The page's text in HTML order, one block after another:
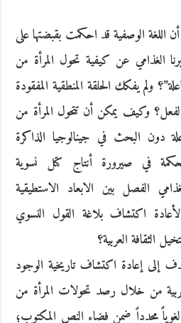
الوصفية قد احكمت بقبضتها على
الغذامي عن كيفية تحول المرأة من
ولم يفكك الحلقة المنطقية المفقودة
وكيف يمكن أن تتحول المرأة من
البحث في جينالوجيا الذاكرة
في صيرورة أنتاج كتل نسوية
الفصل بين الابعاد الاستطيقية
لأعادة اكتشاف بلاغة القول النسوي
الثقافة العربية؟
إلى إعادة اكتشاف تاريخية الوجود
من خلال رصد تحولات المرأة من
محدداً ضمن فضاء النص المكتوب؛